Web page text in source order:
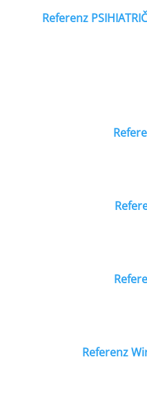
Referenz
Referenz